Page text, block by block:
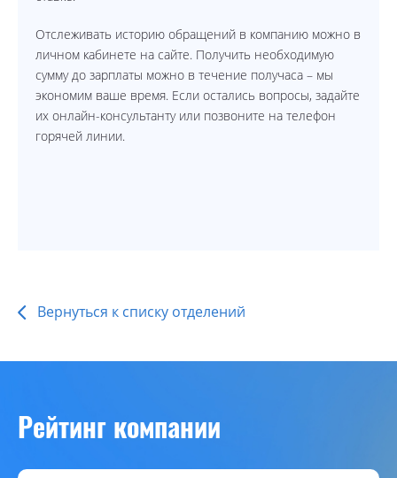
Отслеживать историю обращений в компанию можно в
личном кабинете на сайте. Получить необходимую
сумму до зарплаты можно в течение получаса – мы
экономим ваше время. Если остались вопросы, задайте
их онлайн-консультанту или позвоните на телефон
горячей линии.
Вернуться к списку отделений
Рейтинг компании